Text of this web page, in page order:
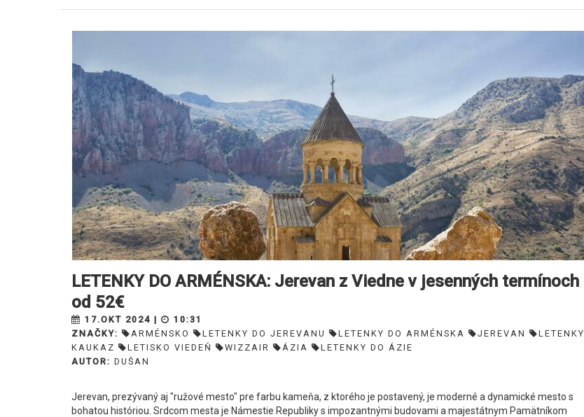
LETENKY DO ARMÉNSKA: Jerevan z Viedne v jesenných termínoch
od 52€
17.OKT 2024 |
10:31
ZNAČKY:
ARMÉNSKO LETENKY DO JEREVANU LETENKY DO ARMÉNSKA JEREVAN
LETENKY
KAUKAZ
LETISKO VIEDEŇ WIZZAIR ÁZIA
LETENKY DO ÁZIE
AUTOR: DUŠAN
Jerevan, prezývaný aj "ružové mesto" pre farbu kameňa, z ktorého je postavený, je moderné a dynamické mesto s
bohatou históriou. Srdcom mesta je Námestie Republiky s impozantnými budovami a majestátnym Pamätníkom